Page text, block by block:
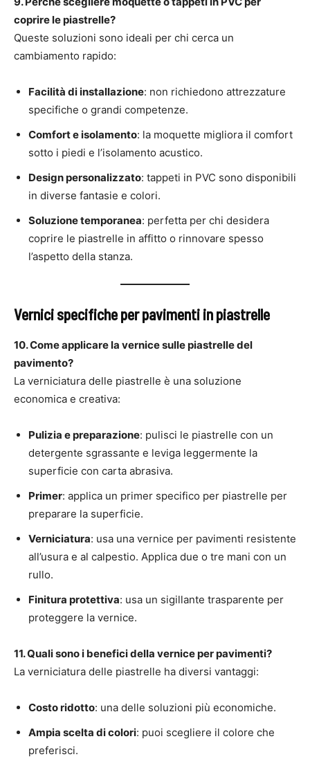
coprire le piastrelle?
Queste soluzioni sono ideali per chi cerca un
cambiamento rapido:
Facilità di installazione: non richiedono attrezzature
specifiche o grandi competenze.
Comfort e isolamento: la moquette migliora il comfort
sotto i piedi e l’isolamento acustico.
Design personalizzato: tappeti in PVC sono disponibili
in diverse fantasie e colori.
Soluzione temporanea: perfetta per chi desidera
coprire le piastrelle in affitto o rinnovare spesso
l’aspetto della stanza.
Vernici specifiche per pavimenti in piastrelle
10. Come applicare la vernice sulle piastrelle del
pavimento?
La verniciatura delle piastrelle è una soluzione
economica e creativa:
Pulizia e preparazione: pulisci le piastrelle con un
detergente sgrassante e leviga leggermente la
superficie con carta abrasiva.
Primer: applica un primer specifico per piastrelle per
preparare la superficie.
Verniciatura: usa una vernice per pavimenti resistente
all’usura e al calpestio. Applica due o tre mani con un
rullo.
Finitura protettiva: usa un sigillante trasparente per
proteggere la vernice.
11. Quali sono i benefici della vernice per pavimenti?
La verniciatura delle piastrelle ha diversi vantaggi:
Costo ridotto: una delle soluzioni più economiche.
Ampia scelta di colori: puoi scegliere il colore che
preferisci.